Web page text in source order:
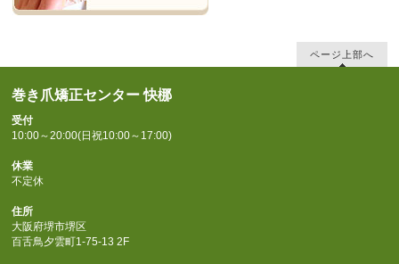
ページ上部へ
巻き爪矯正センター 快梛
受付
10:00～20:00(日祝10:00～17:00)
休業
不定休
住所
大阪府堺市堺区
百舌鳥夕雲町1-75-13 2F